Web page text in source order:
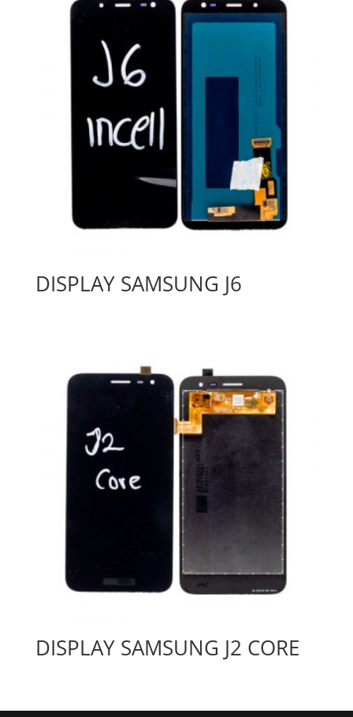
DISPLAY SAMSUNG J6
DISPLAY SAMSUNG J2 CORE